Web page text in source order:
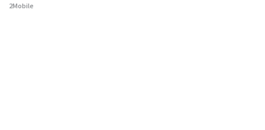
2Mobile